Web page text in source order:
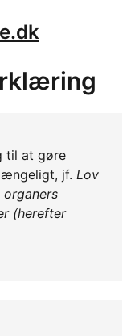
til at gøre
jf. Lov
(herefter